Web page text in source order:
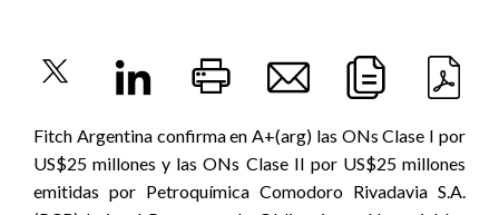
Fitch Argentina confirma en A+(arg) las ONs Clase I por
US$25 millones y las ONs Clase II por US$25 millones
emitidas por Petroquímica Comodoro Rivadavia S.A.